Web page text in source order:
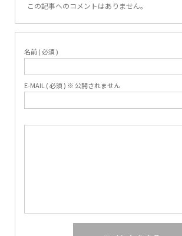
この記事へのコメントはありません。
名前 ( 必須 )
E-MAIL ( 必須 ) ※ 公開されません